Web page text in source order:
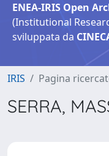
ENEA-IRIS Open
(Institutional
sviluppata da
IRIS Pagina
SERRA,